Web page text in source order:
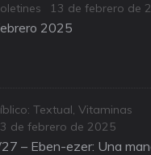
Posted
on
13 de febrero de
2025
Textual Vitaminas
de febrero de 2025
– Eben-ezer: Una